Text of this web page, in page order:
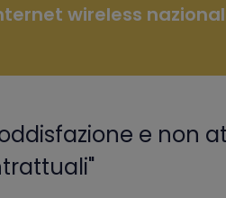
wireless
e non